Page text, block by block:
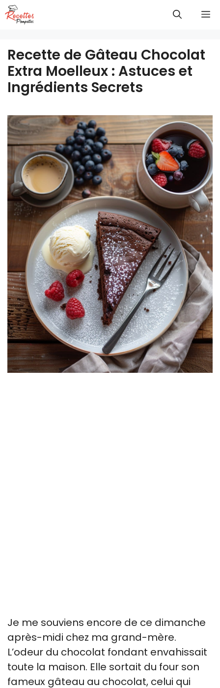
Aller
au
Recette de Gâteau Chocolat
Extra Moelleux : Astuces et
Ingrédients Secrets
Je me souviens encore de ce dimanche
après-midi chez ma grand-mère.
L’odeur du chocolat fondant envahissait
toute la maison. Elle sortait du four son
fameux gâteau au chocolat, celui qui